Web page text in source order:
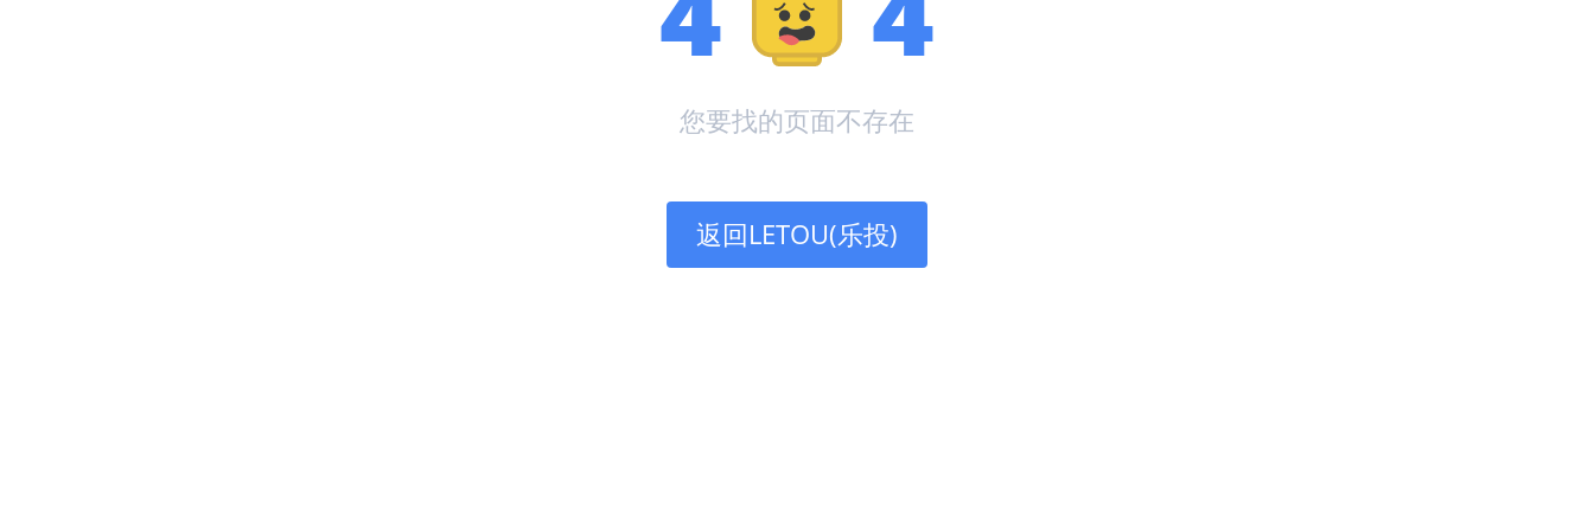
您要找的页面不存在
返回LETOU(乐投)